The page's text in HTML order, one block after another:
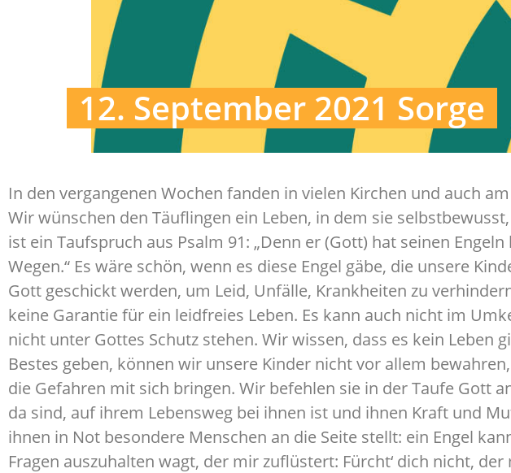
12. September 2021 Sorge
In den vergangenen Wochen fanden in vielen Kirchen und auch
Wir wünschen den Täuflingen ein Leben, in dem sie
ist ein Taufspruch aus Psalm 91: „Denn er (Gott) hat seinen
Wegen.“ Es wäre schön, wenn es diese Engel gäbe, die unsere
Gott geschickt werden, um Leid, Unfälle, Krankheiten zu
keine Garantie für ein leidfreies Leben. Es kann auch nicht im
nicht unter Gottes Schutz stehen. Wir wissen, dass es kein
Bestes geben, können wir unsere Kinder nicht vor allem
die Gefahren mit sich bringen. Wir befehlen sie in der Taufe Gott
da sind, auf ihrem Lebensweg bei ihnen ist und ihnen Kraft und
ihnen in Not besondere Menschen an die Seite stellt: ein Engel
Fragen auszuhalten wagt, der mir zuflüstert: Fürcht‘ dich nicht,